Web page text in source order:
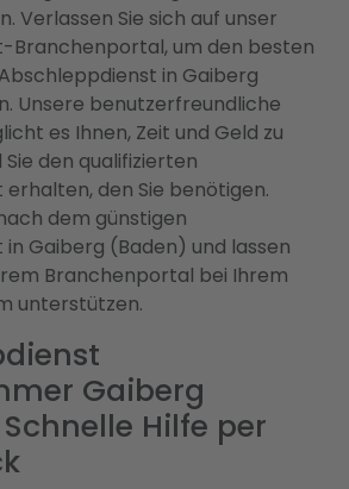
Verlassen Sie sich auf unser
Branchenportal, um den besten
in Gaiberg
Unsere benutzerfreundliche
es Ihnen, Zeit und Geld zu
den qualifizierten
den Sie benötigen.
dem günstigen
Gaiberg (Baden) und lassen
Branchenportal bei Ihrem
unterstützen.
Gaiberg
Hilfe per